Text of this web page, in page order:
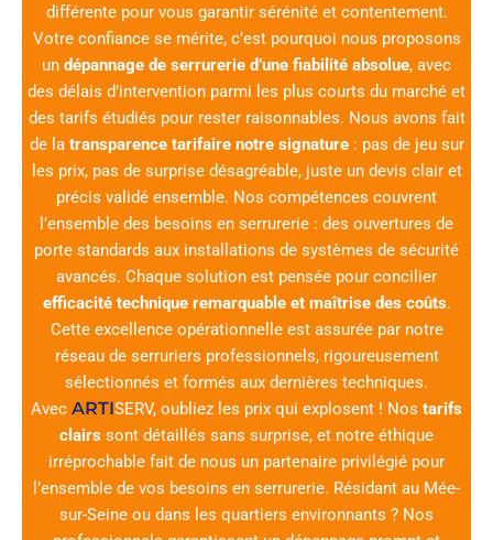
différente pour vous garantir sérénité et contentement.
Votre confiance se mérite, c’est pourquoi nous proposons
un dépannage de serrurerie d’une fiabilité absolue, avec
des délais d’intervention parmi les plus courts du marché et
des tarifs étudiés pour rester raisonnables. Nous avons fait
de la transparence tarifaire notre signature: pas de jeu sur
les prix, pas de surprise désagréable, juste un devis clair et
précis validé ensemble. Nos compétences couvrent
l’ensemble des besoins en serrurerie : des ouvertures de
porte standards aux installations de systèmes de sécurité
avancés. Chaque solution est pensée pour concilier
efficacité technique remarquable et maîtrise des coûts.
Cette excellence opérationnelle est assurée par notre
réseau de serruriers professionnels, rigoureusement
sélectionnés et formés aux dernières techniques.
Avec ARTISERV, oubliez les prix qui explosent ! Nos tarifs
clairs sont détaillés sans surprise, et notre éthique
irréprochable fait de nous un partenaire privilégié pour
l’ensemble de vos besoins en serrurerie. Résidant au Mée-
sur-Seine ou dans les quartiers environnants ? Nos